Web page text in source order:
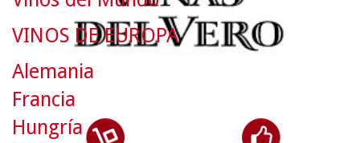
VINOS DE EUROPA
Alemania
Francia
Hungría